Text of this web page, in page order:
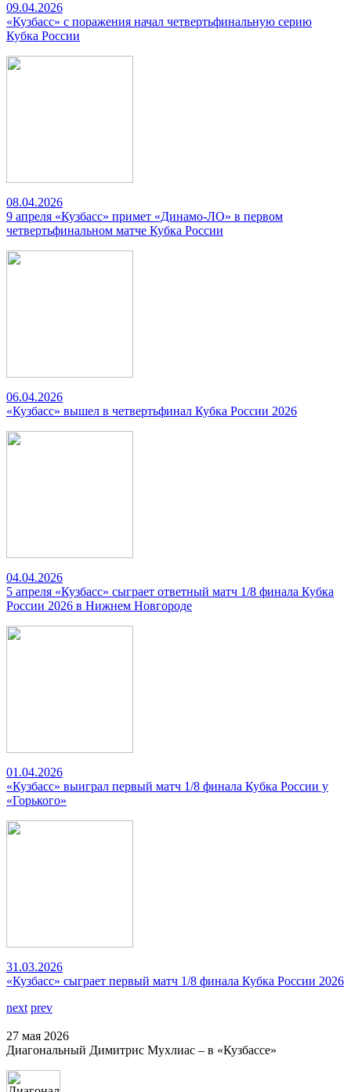
09.04.2026
«Кузбасс» с поражения начал четвертьфинальную серию
Кубка России
08.04.2026
9 апреля «Кузбасс» примет «Динамо-ЛО» в первом
четвертьфинальном матче Кубка России
06.04.2026
«Кузбасс» вышел в четвертьфинал Кубка России 2026
04.04.2026
5 апреля «Кузбасс» сыграет ответный матч 1/8 финала Кубка
России 2026 в Нижнем Новгороде
01.04.2026
«Кузбасс» выиграл первый матч 1/8 финала Кубка России у
«Горького»
31.03.2026
«Кузбасс» сыграет первый матч 1/8 финала Кубка России 2026
next prev
27 мая 2026
Диагональный Димитрис Мухлиас – в «Кузбассе»